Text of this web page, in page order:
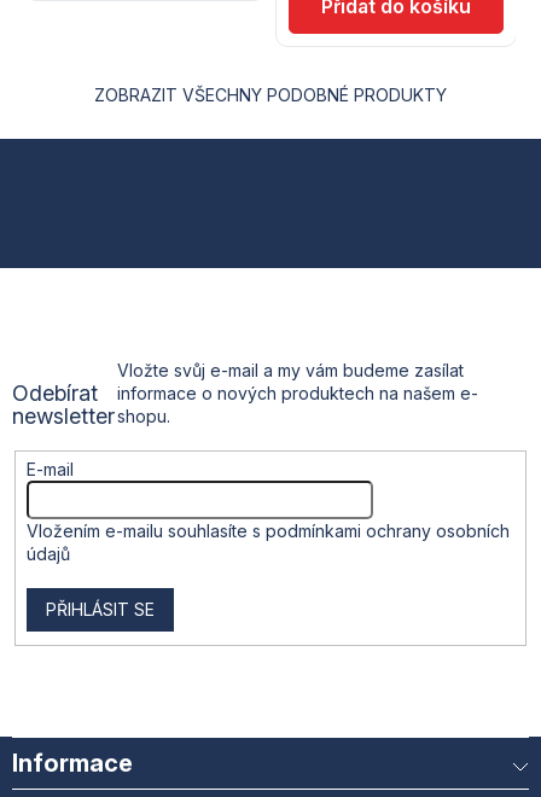
ZOBRAZIT VŠECHNY PODOBNÉ PRODUKTY
p
Odebírat
newsletter
Vložte svůj e-mail a my vám budeme zasílat
informace o nových produktech na našem e-
shopu.
E-mail
Vložením e-mailu souhlasíte s podmínkami ochrany osobních
údajů
PŘIHLÁSIT SE
Informace